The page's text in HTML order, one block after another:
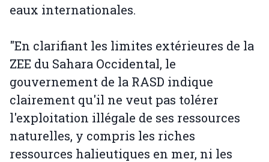
eaux internationales.
"En clarifiant les limites extérieures de la
ZEE du Sahara Occidental, le
gouvernement de la RASD indique
clairement qu'il ne veut pas tolérer
l'exploitation illégale de ses ressources
naturelles, y compris les riches
ressources halieutiques en mer, ni les